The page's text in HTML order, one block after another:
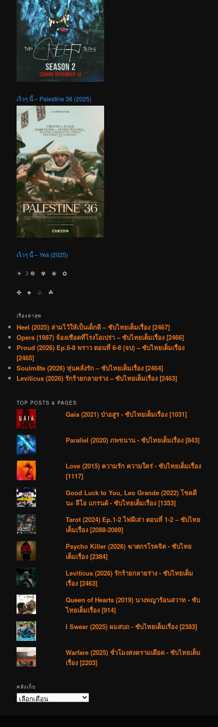
เร็วๆ นี้ – Palestine 36 (2025)
เร็วๆ นี้ – Yes (2025)
☀︎ ☽ ❁ ✾ ❀ ✿
✤ ♣︎ ♧ ☘︎
เรื่องล่าสุด
Heel (2025) ล่ามไว้ให้เป็นเด็กดี – ซับไทยเต็มเรื่อง [2467]
Opera (1987) จ้องเชือดที่โรงโอเปร่า – ซับไทยเต็มเรื่อง [2466]
Proud (2026) Ep.6-8 พราว ตอนที่ 6-8 (จบ) – ซับไทยเต็มเรื่อง
[2465]
Soulm8te (2026) หุ่นคลั่งรัก – ซับไทยเต็มเรื่อง [2464]
Leviticus (2026) รักร้ายกลายร่าง – ซับไทยเต็มเรื่อง [2463]
TOP POSTS & PAGES
Gaia (2021) ป่าอสูร - ซับไทยเต็มเรื่อง [1031]
Parallel (2020) ภพขนาน - ซับไทยเต็มเรื่อง [843]
Love (2015) ความรัก ความใคร่ - ซับไทยเต็มเรื่อง
[1117]
Good Luck to You, Leo Grande (2022) โชคดี
นะ ลีโอ แกรนด์ - ซับไทยเต็มเรื่อง [1353]
Tarot (2024) Ep.1-2 ไพ่ผีเล่า ตอนที่ 1-2 – ซับไทย
เต็มเรื่อง [2088-2089]
Psycho Killer (2026) ฆาตกรโรคจิต - ซับไทย
เต็มเรื่อง [2384]
Leviticus (2026) รักร้ายกลายร่าง - ซับไทยเต็ม
เรื่อง [2463]
Queen of Hearts (2019) นางพญาร้อนสวาท - ซับ
ไทยเต็มเรื่อง [914]
I Swear (2025) ผมสบถ - ซับไทยเต็มเรื่อง [2383]
Warfare (2025) ชั่วโมงสงครามเดือด - ซับไทยเต็ม
เรื่อง [2203]
คลังเก็บ
คลัง